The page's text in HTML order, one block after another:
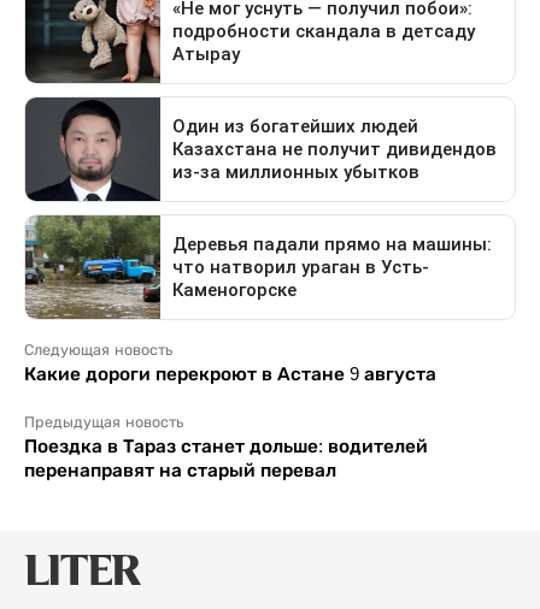
Следующая новость
Какие дороги перекроют в Астане 9 августа
Предыдущая новость
Поездка в Тараз станет дольше: водителей
перенаправят на старый перевал